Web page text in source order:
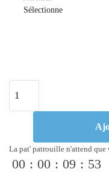
Sélectionne
La pat' patrouille n'attend que
00 : 00 : 09 : 52